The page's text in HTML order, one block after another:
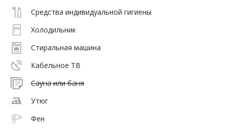
Средства индивидуальной гигиены
Холодильник
Стиральная машина
Кабельное ТВ
Сауна или баня
Утюг
Фен